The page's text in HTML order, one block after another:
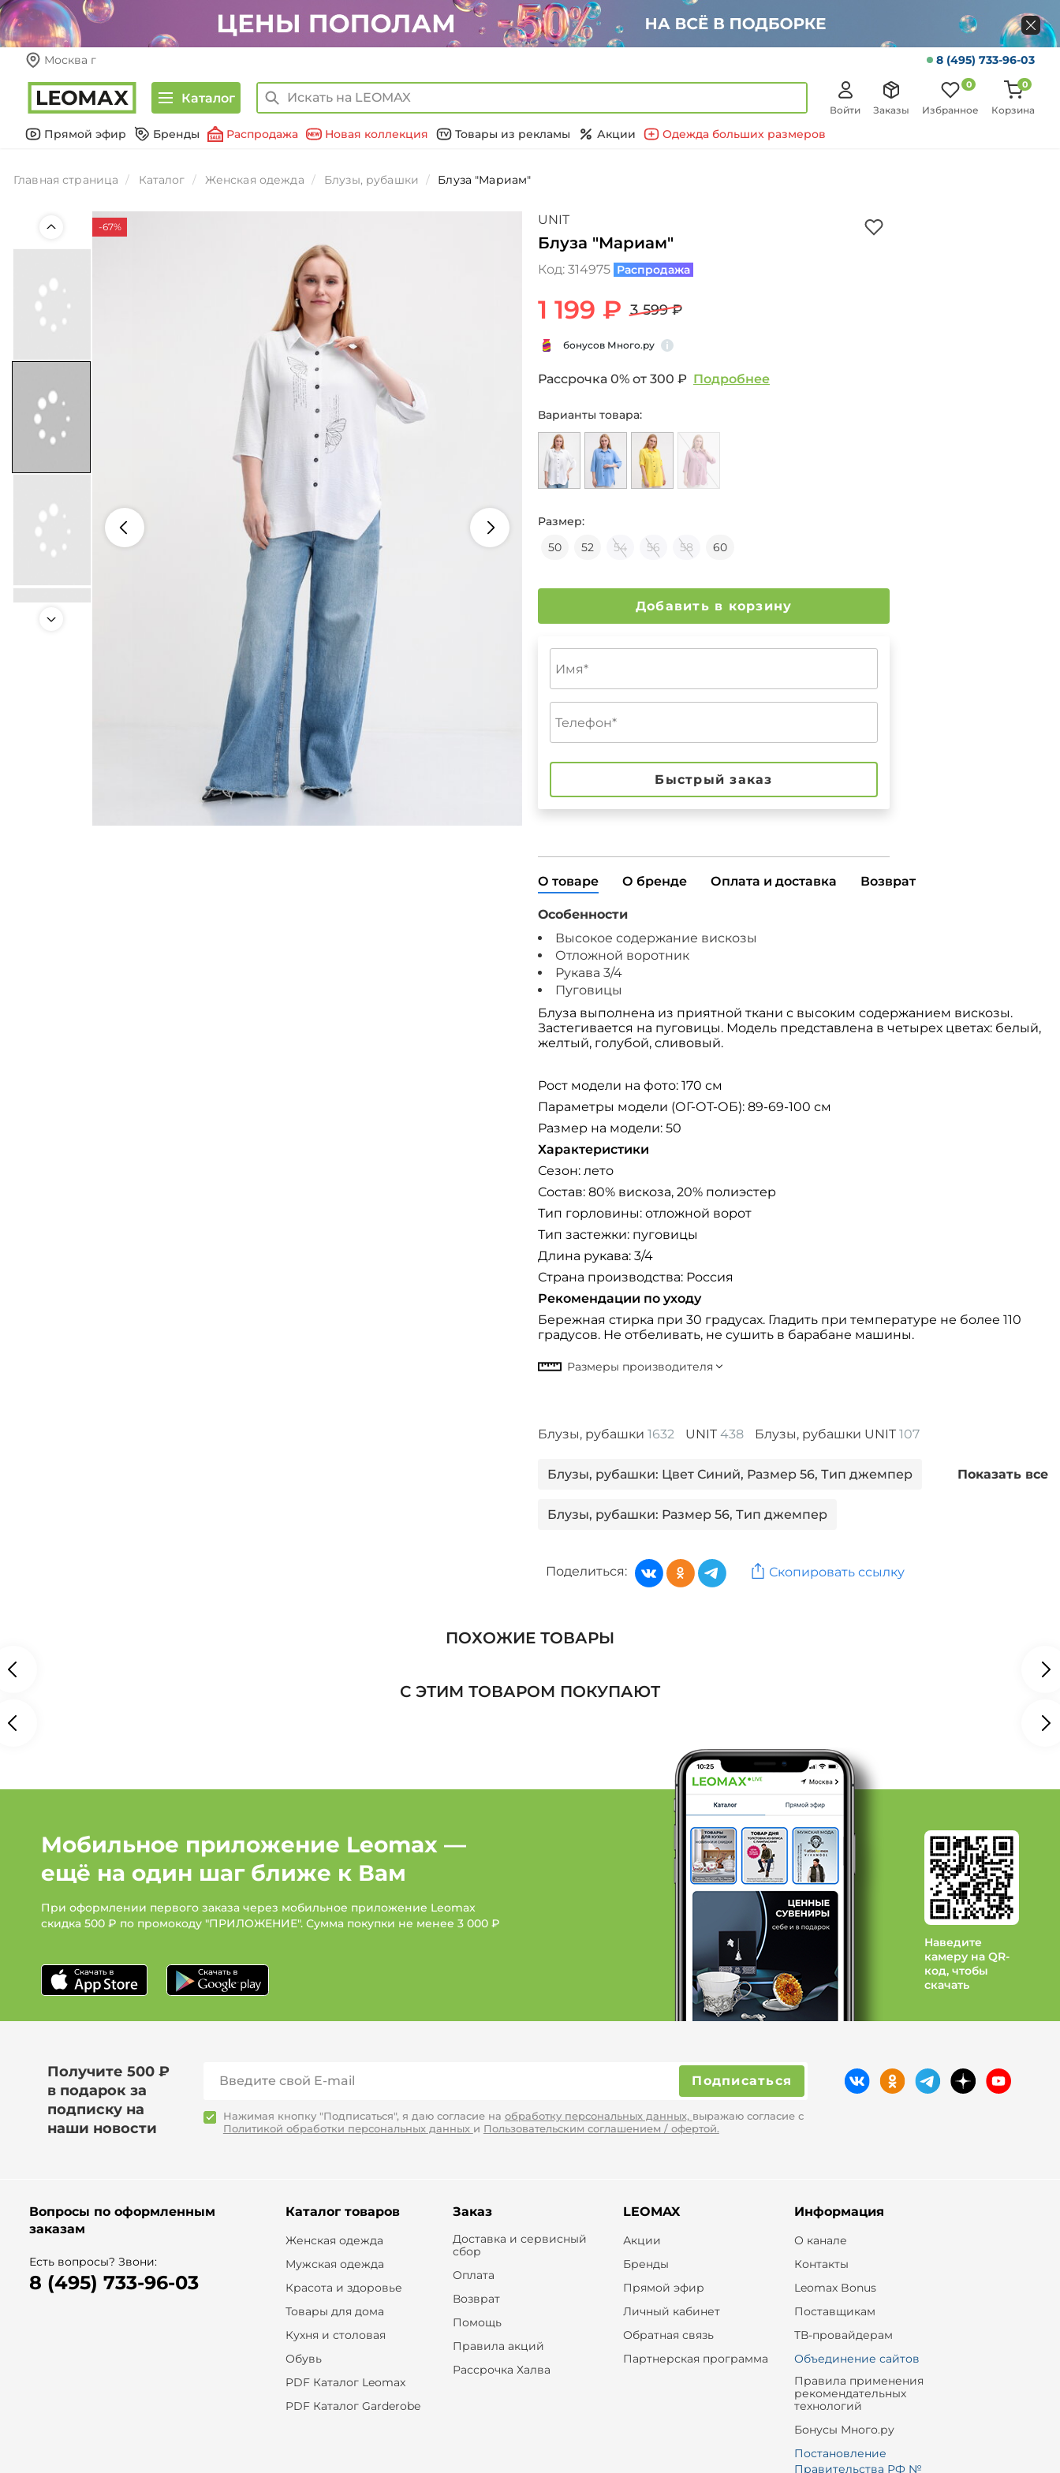
Москва г 8 (495) 733-96-03
Каталог
Войти Заказы Избранное
0
Корзина
0
Прямой эфир Бренды Распродажа Новая коллекция Товары из рекламы Акции Одежда больших размеров
Главная страница Каталог Женская одежда Блузы, рубашки Блуза "Мариам"
-67% UNIT
Блуза "Мариам"
Код: 314975 Распродажа
1 199 ₽ 3 599 ₽
бонусов Много.ру
Рассрочка 0% от 300 ₽ Подробнее
Варианты товара:
Размер:
50
52 54 56 58 60
Добавить в корзину
Быстрый заказ
О товаре О бренде Оплата и доставка Возврат
Особенности
Высокое содержание вискозы
Отложной воротник
Рукава 3/4
Пуговицы
Блуза выполнена из приятной ткани с высоким содержанием вискозы.
Застегивается на пуговицы. Модель представлена в четырех цветах: белый,
желтый, голубой, сливовый.
Рост модели на фото: 170 см
Параметры модели (ОГ-ОТ-ОБ): 89-69-100 см
Размер на модели: 50
Характеристики
Сезон: лето
Состав: 80% вискоза, 20% полиэстер
Тип горловины: отложной ворот
Тип застежки: пуговицы
Длина рукава: 3/4
Страна производства: Россия
Рекомендации по уходу
Бережная стирка при 30 градусах. Гладить при температуре не более 110
градусов. Не отбеливать, не сушить в барабане машины.
Блузы, рубашки 1632 UNIT 438 Блузы, рубашки UNIT 107
Блузы, рубашки: Цвет Синий, Размер 56, Тип джемпер
Блузы, рубашки: Размер 56, Тип джемпер
Блузы, рубашки: Размер 50, Сезон Демисезон, Тип
Блузы, рубашки: Цвет Синий, Размер 50, Тип джемпер
Женская одежда: Бренд Modellance
Женская одежда: Бренд Orhida
Женская одежда: Бренд Pretty Woman
Показать все
Поделиться: Скопировать ссылку
ПОХОЖИЕ ТОВАРЫ
С ЭТИМ ТОВАРОМ ПОКУПАЮТ
Мобильное приложение Leomax —
ещё на один шаг ближе к Вам
При оформлении первого заказа через мобильное приложение Leomax
скидка 500 ₽ по промокоду "ПРИЛОЖЕНИЕ". Сумма покупки не менее 3 000 ₽
Наведите
камеру на QR-
код, чтобы
скачать
Получите 500 ₽
в подарок за
подписку на
наши новости
Подписаться
Нажимая кнопку "Подписаться", я даю согласие на обработку персональных данных, выражаю согласие с
Политикой обработки персональных данных и Пользовательским соглашением / офертой.
Вопросы по оформленным
заказам
Есть вопросы? Звони:
8 (495) 733-96-03
Каталог товаров
Женская одежда
Мужская одежда
Красота и здоровье
Товары для дома
Кухня и столовая
Обувь
PDF Каталог Leomax
PDF Каталог Garderobe
Заказ
Доставка и сервисный
сбор
Оплата
Возврат
Помощь
Правила акций
Рассрочка Халва
LEOMAX
Акции
Бренды
Прямой эфир
Личный кабинет
Обратная связь
Партнерская программа
Информация
О канале
Контакты
Leomax Bonus
Поставщикам
ТВ-провайдерам
Объединение сайтов
Правила применения
рекомендательных
технологий
Бонусы Много.ру
Постановление
Правительства РФ №